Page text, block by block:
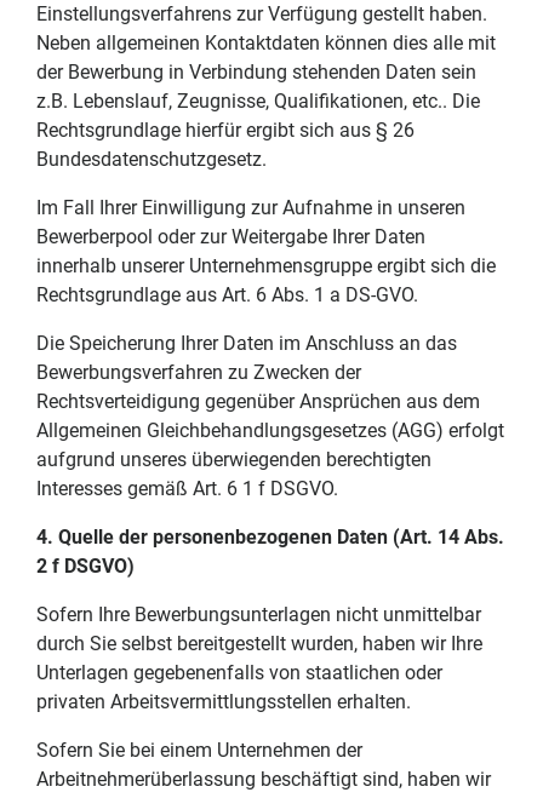
Einstellungsverfahrens zur Verfügung gestellt haben.
Neben allgemeinen Kontaktdaten können dies alle mit
der Bewerbung in Verbindung stehenden Daten sein
z.B. Lebenslauf, Zeugnisse, Qualifikationen, etc.. Die
Rechtsgrundlage hierfür ergibt sich aus § 26
Bundesdatenschutzgesetz.
Im Fall Ihrer Einwilligung zur Aufnahme in unseren
Bewerberpool oder zur Weitergabe Ihrer Daten
innerhalb unserer Unternehmensgruppe ergibt sich die
Rechtsgrundlage aus Art. 6 Abs. 1 a DS-GVO.
Die Speicherung Ihrer Daten im Anschluss an das
Bewerbungsverfahren zu Zwecken der
Rechtsverteidigung gegenüber Ansprüchen aus dem
Allgemeinen Gleichbehandlungsgesetzes (AGG) erfolgt
aufgrund unseres überwiegenden berechtigten
Interesses gemäß Art. 6 1 f DSGVO.
4. Quelle der personenbezogenen Daten (Art. 14 Abs.
2 f DSGVO)
Sofern Ihre Bewerbungsunterlagen nicht unmittelbar
durch Sie selbst bereitgestellt wurden, haben wir Ihre
Unterlagen gegebenenfalls von staatlichen oder
privaten Arbeitsvermittlungsstellen erhalten.
Sofern Sie bei einem Unternehmen der
Arbeitnehmerüberlassung beschäftigt sind, haben wir